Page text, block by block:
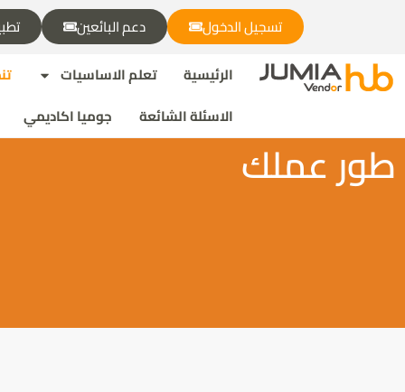
تسجيل الدخول دعم البائعين
الرئيسية
تعلم الاساسيات
الاسئلة الشائعة
جوميا اكاديمي
طور عملك